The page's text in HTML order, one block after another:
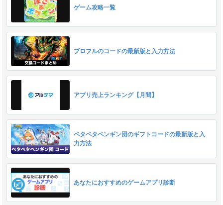
ゲーム攻略一覧
ブロフルのコードの最新版と入力方法
アプリ売上ランキング【月間】
ペタペタペンギン団のギフトコードの最新版と入
力方法
あなたにおすすめのゲームアプリ診断